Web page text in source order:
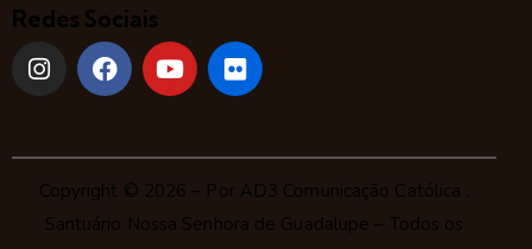
Redes Sociais
Copyright © 2026 – Por AD3 Comunicação Católica .
Santuário Nossa Senhora de Guadalupe – Todos os